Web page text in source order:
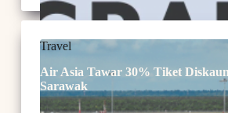
Travel
Air Asia Tawar 30% Tiket
Sarawak